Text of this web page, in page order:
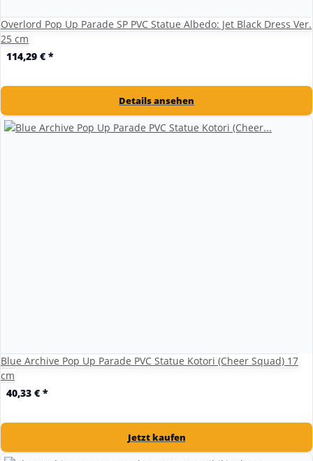
Overlord Pop Up Parade SP PVC Statue Albedo: Jet Black Dress Ver.
25 cm
114,29 € *
Details ansehen
Blue Archive Pop Up Parade PVC Statue Kotori (Cheer Squad) 17
cm
40,33 € *
Jetzt kaufen